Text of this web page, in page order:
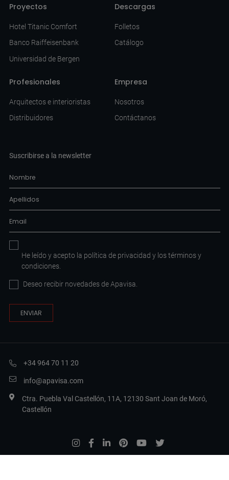
Proyectos
Hotel Titanic Comfort
Banco Raiffeisenbank
Universidad de Bergen
Descargas
Folletos
Catálogo
Profesionales
Arquitectos e interioristas
Distribuidores
Empresa
Nosotros
Contáctanos
Suscribirse a la newsletter
He leído y acepto la política de privacidad y lostérminos y
condiciones.
Deseo recibir novedades de Apavisa.
+34 964 70 11 20
info@apavisa.com
Ctra. Puebla Val Castellón, 11A, 12130 Sant Joan de Moró,
Castellón